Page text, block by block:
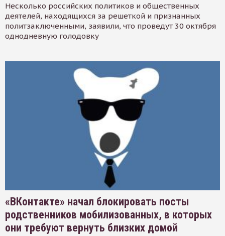
Несколько российских политиков и общественных
деятелей, находящихся за решеткой и признанных
политзаключенными, заявили, что проведут 30 октября
однодневную голодовку
«ВКонтакте» начал блокировать посты
родственников мобилизованных, в которых
они требуют вернуть близких домой